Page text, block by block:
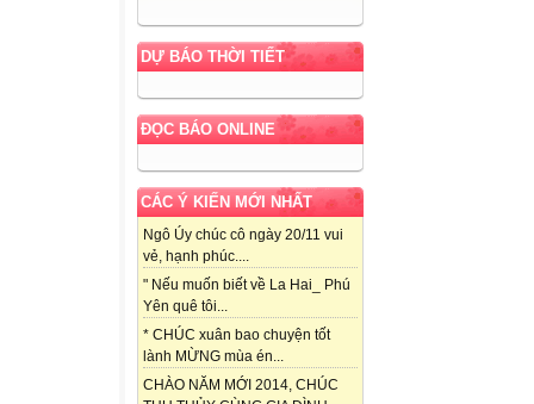
DỰ BÁO THỜI TIẾT
ĐỌC BÁO ONLINE
CÁC Ý KIẾN MỚI NHẤT
Ngô Úy chúc cô ngày 20/11 vui
vẻ, hạnh phúc....
" Nếu muốn biết về La Hai_ Phú
Yên quê tôi...
* CHÚC xuân bao chuyện tốt
lành MỪNG mùa én...
CHÀO NĂM MỚI 2014, CHÚC